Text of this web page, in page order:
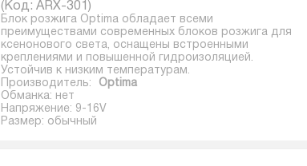
(Код:ARX-301 )
Блок розжига Optima обладает всеми
преимуществами современных блоков розжига для
ксенонового света, оснащены встроенными
креплениями и повышенной гидроизоляцией.
Устойчив к низким температурам.
Производитель:
Optima
Обманка: нет
Напряжение: 9-16V
Размер: обычный